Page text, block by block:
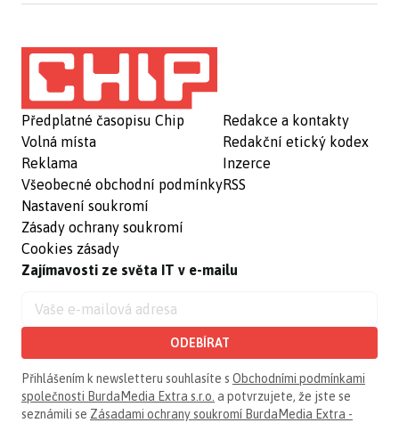
Předplatné časopisu Chip
Volná místa
Reklama
Všeobecné obchodní podmínky
Nastavení soukromí
Zásady ochrany soukromí
Cookies zásady
Redakce a kontakty
Redakční etický kodex
Inzerce
RSS
Zajímavosti ze světa IT v e-mailu
ODEBÍRAT
Přihlášením k newsletteru souhlasíte s Obchodními podmínkami
společnosti BurdaMedia Extra s.r.o. a potvrzujete, že jste se
seznámili se Zásadami ochrany soukromí BurdaMedia Extra -